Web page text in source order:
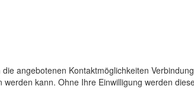
angebotenen Kontaktmöglichkeiten
kann. Ohne Ihre Einwilligung werden